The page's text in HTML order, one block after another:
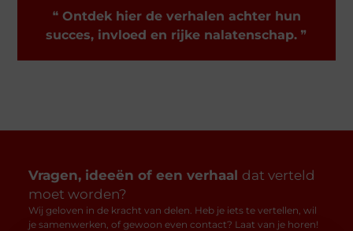
❝ Ontdek hier de verhalen achter hun
succes, invloed en rijke nalatenschap. ❞
Vragen, ideeën of een verhaal dat verteld
moet worden?
Wij geloven in de kracht van delen. Heb je iets te vertellen, wil
je samenwerken, of gewoon even contact? Laat van je horen!